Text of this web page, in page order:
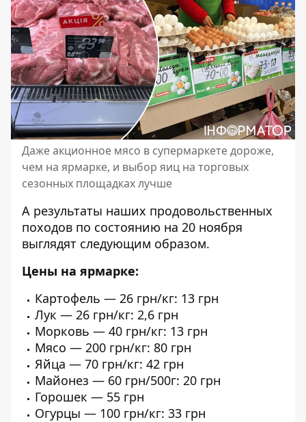
Даже акционное мясо в супермаркете дороже,
чем на ярмарке, и выбор яиц на торговых
сезонных площадках лучше
А результаты наших продовольственных
походов по состоянию на 20 ноября
выглядят следующим образом.
Цены на ярмарке:
Картофель — 26 грн/кг: 13 грн
Лук — 26 грн/кг: 2,6 грн
Морковь — 40 грн/кг: 13 грн
Мясо — 200 грн/кг: 80 грн
Яйца — 70 грн/кг: 42 грн
Майонез — 60 грн/500г: 20 грн
Горошек — 55 грн
Огурцы — 100 грн/кг: 33 грн